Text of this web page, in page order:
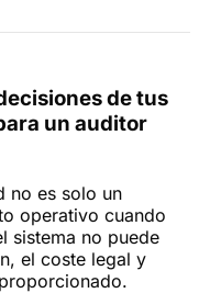
de tus
un auditor
no es solo un
operativo cuando
sistema no puede
el coste legal y